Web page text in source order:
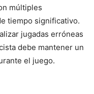
múltiples
tiempo significativo.
jugadas erróneas
debe mantener un
el juego.